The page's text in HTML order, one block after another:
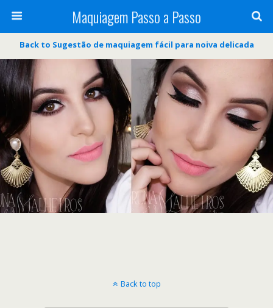
Maquiagem Passo a Passo
Back to Sugestão de maquiagem fácil para noiva delicada
Back to top